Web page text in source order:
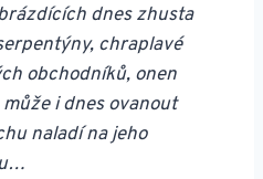
dnes zhusta
chraplavé
obchodníků, onen
i dnes ovanout
naladí na jeho